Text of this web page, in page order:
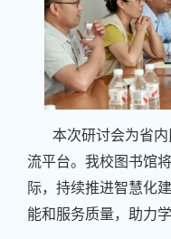
本次研讨会为省
流平台。我校图书馆
际，持续推进智慧化
能和服务质量，助力